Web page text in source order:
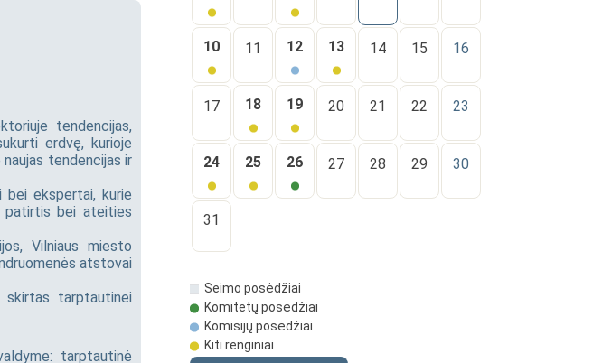
10 11 12 13 14 15 16
17 18 19 20 21 22 23
24 25 26 27 28 29 30
31
Seimo posėdžiai
Komitetų posėdžiai
Komisijų posėdžiai
Kiti renginiai
tendencijas,
erdvę, kurioje
tendencijas ir
bei ekspertai, kurie
patirtis bei ateities
Vilniaus miesto
atstovai
skirtas tarptautinei
tarptautinė